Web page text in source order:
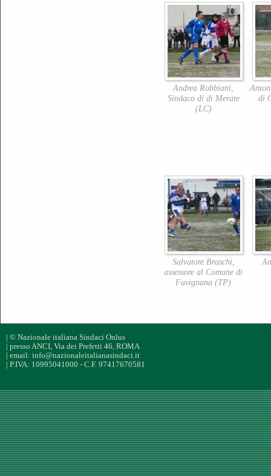
Andrea Robbiani,
Sindaco di di Merate
(LC)
di
Salvatore Braschi,
assessore al Comune di
Favignana (TP)
| © Nazionale italiana Sindaci Onlus
| presso ANCI, Via dei Prefetti 46, ROMA
| email: info@nazionaleitalianasindaci.it
| P.IVA: 10995041000 - C.F. 97417670581